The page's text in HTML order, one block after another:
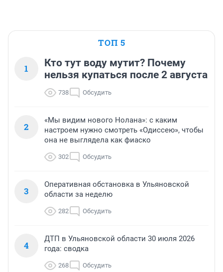
ТОП 5
1
Кто тут воду мутит? Почему
нельзя купаться после 2 августа
738 Обсудить
2
«Мы видим нового Нолана»: с каким
настроем нужно смотреть «Одиссею», чтобы
она не выглядела как фиаско
302 Обсудить
3
Оперативная обстановка в Ульяновской
области за неделю
282 Обсудить
4
ДТП в Ульяновской области 30 июля 2026
года: сводка
268 Обсудить